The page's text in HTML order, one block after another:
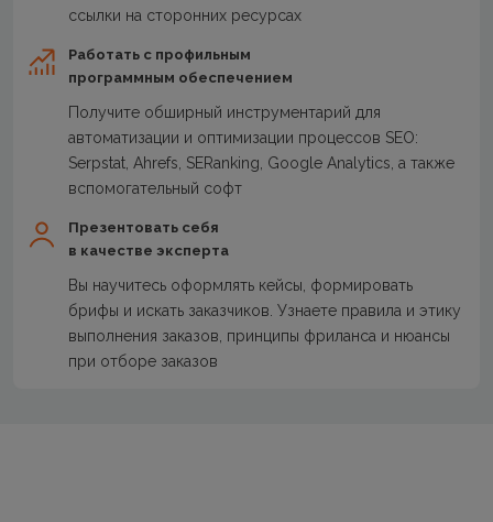
ссылки на сторонних ресурсах
Работать с профильным
программным обеспечением
Получите обширный инструментарий для
автоматизации и оптимизации процессов SEO:
Serpstat, Ahrefs, SERanking, Google Analytics, а также
вспомогательный софт
Презентовать себя
в качестве эксперта
Вы научитесь оформлять кейсы, формировать
брифы и искать заказчиков. Узнаете правила и этику
выполнения заказов, принципы фриланса и нюансы
при отборе заказов